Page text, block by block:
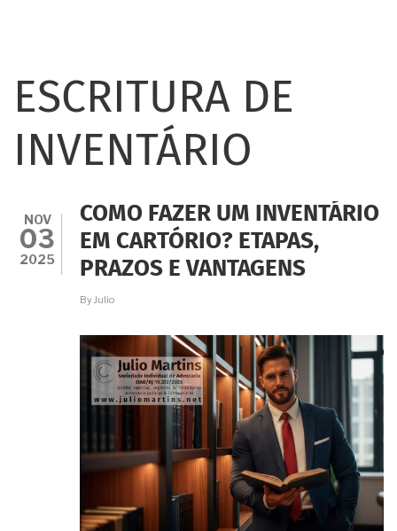
ESCRITURA DE
INVENTÁRIO
NOV
03
2025
COMO FAZER UM INVENTÁRIO
EM CARTÓRIO? ETAPAS,
PRAZOS E VANTAGENS
By Julio